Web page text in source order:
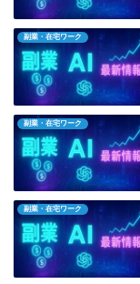
副業・在宅ワーク
副業・在宅ワーク
副業・在宅ワーク